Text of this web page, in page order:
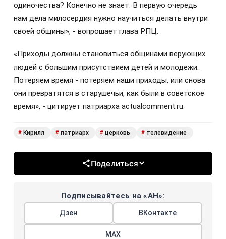
одиночества? Конечно не знает. В первую очередь
нам дела милосердия нужно научиться делать внутри
своей общины», - вопрошает глава РПЦ.
«Приходы должны становиться общинами верующих
людей с большим присутствием детей и молодежи.
Потеряем время - потеряем наши приходы, или снова
они превратятся в старушечьи, как были в советское
время», - цитирует патриарха actualcomment.ru.
# Кирилл # патриарх # церковь # телевидение
Поделиться
Подписывайтесь на «АН»:
Дзен ВКонтакте
МАХ